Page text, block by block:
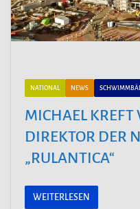
NATIONAL NEWS
MICHAEL
DIREKTOR DER
„RULANTICA“
WEITERLESEN